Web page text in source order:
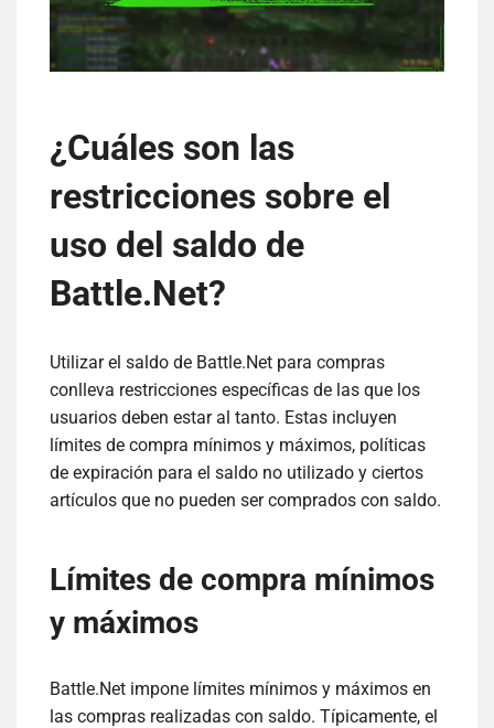
¿Cuáles son las
restricciones sobre el
uso del saldo de
Battle.Net?
Utilizar el saldo de Battle.Net para compras
conlleva restricciones específicas de las que los
usuarios deben estar al tanto. Estas incluyen
límites de compra mínimos y máximos, políticas
de expiración para el saldo no utilizado y ciertos
artículos que no pueden ser comprados con saldo.
Límites de compra mínimos
y máximos
Battle.Net impone límites mínimos y máximos en
las compras realizadas con saldo. Típicamente, el